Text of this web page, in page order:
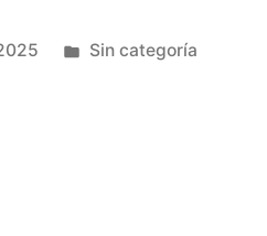
Publicada
Sin categoría